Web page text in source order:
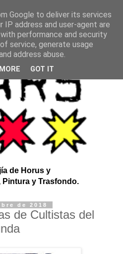
de Horus y
y Trasfondo.
de 2018
de Cultistas del
Google to deliver its services
IP address and user-agent are
performance and security
service, generate usage
address abuse.
GOT IT